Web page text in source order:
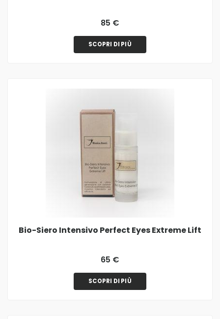
85 €
SCOPRI DI PIÙ
Bio-Siero Intensivo Perfect Eyes Extreme Lift
65 €
SCOPRI DI PIÙ